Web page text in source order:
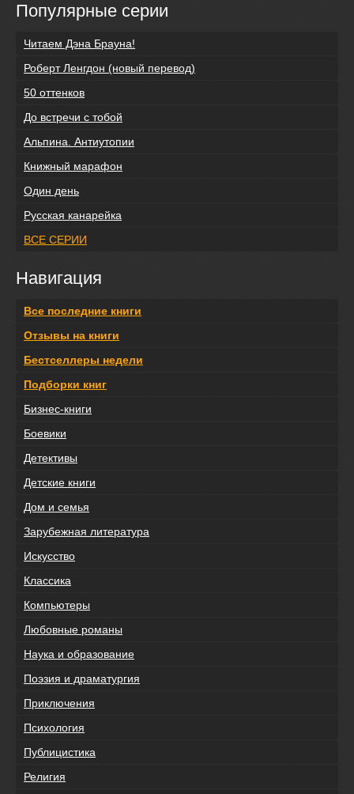
Популярные серии
Читаем Дэна Брауна!
Роберт Ленгдон (новый перевод)
50 оттенков
До встречи с тобой
Альпина. Антиутопии
Книжный марафон
Один день
Русская канарейка
ВСЕ СЕРИИ
Навигация
Все последние книги
Отзывы на книги
Бестселлеры недели
Подборки книг
Бизнес-книги
Боевики
Детективы
Детские книги
Дом и семья
Зарубежная литература
Искусство
Классика
Компьютеры
Любовные романы
Наука и образование
Поэзия и драматургия
Приключения
Психология
Публицистика
Религия